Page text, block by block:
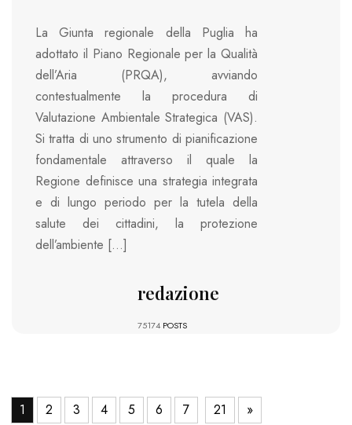
La Giunta regionale della Puglia ha
adottato il Piano Regionale per la Qualità
dell’Aria (PRQA), avviando
contestualmente la procedura di
Valutazione Ambientale Strategica (VAS).
Si tratta di uno strumento di pianificazione
fondamentale attraverso il quale la
Regione definisce una strategia integrata
e di lungo periodo per la tutela della
salute dei cittadini, la protezione
dell’ambiente […]
redazione
75174 POSTS
1 2 3 4 5 6 7 21 »